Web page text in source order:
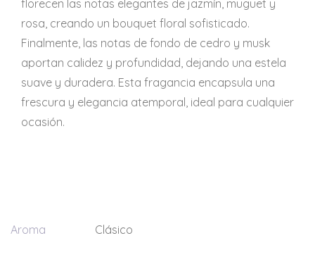
florecen las notas elegantes de jazmín, muguet y
rosa, creando un bouquet floral sofisticado.
Finalmente, las notas de fondo de cedro y musk
aportan calidez y profundidad, dejando una estela
suave y duradera. Esta fragancia encapsula una
frescura y elegancia atemporal, ideal para cualquier
ocasión.
Aroma Clásico